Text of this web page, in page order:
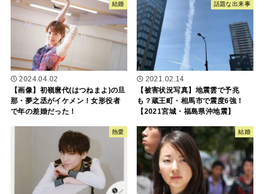
結婚
2024.04.02
【画像】初嶺麿代(はつねまよ)の旦
那・夢之丞がイケメン！女形役者
で年の差婚だった！
話題な出来事
2021.02.14
【被害状況写真】地震雲で予兆
も？蔵王町・相馬市で震度6強！
【2021宮城・福島県沖地震】
熱愛 結婚